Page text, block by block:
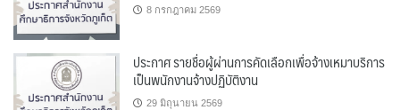
8 กรกฎาคม 2569
ประกาศ รายชื่อผู้ผ่านการคัดเลือกเพื่อจ้างเหมาบริการ
เป็นพนักงานจ้างปฏิบัติงาน
29 มิถุนายน 2569